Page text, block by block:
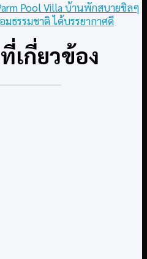
Pool Villa บ้านพักสบายชิลๆ
ธรรมชาติ ได้บรรยากาศดี
เกี่ยวข้อง